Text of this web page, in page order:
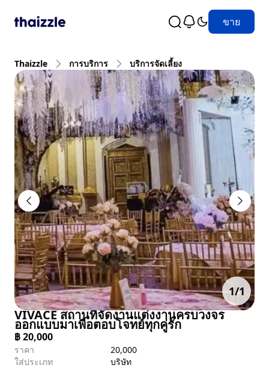
ขาย
Thaizzle การบริการ บริการจัดเลี้ยง
1/1
VIVACE สถานที่จัดงานแต่งงานครบวงจร
ออกแบบมาเพื่อตอบโจทย์ทุกคู่รัก
฿20,000
ราคา
20,000
ใส่ประเภท
บริษัท